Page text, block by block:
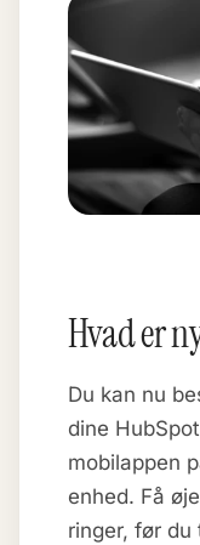
Hvad er
Du kan nu
dine
mobilappen
enhed. Få
ringer, før